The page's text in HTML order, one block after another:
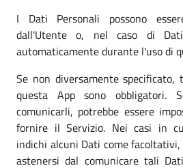
I Dati Personali possono
dall'Utente o, nel caso di
automaticamente durante l'uso di
Se non diversamente
questa App sono obbligatori.
comunicarli, potrebbe essere
fornire il Servizio. Nei casi in
indichi alcuni Dati come
astenersi dal comunicare tali